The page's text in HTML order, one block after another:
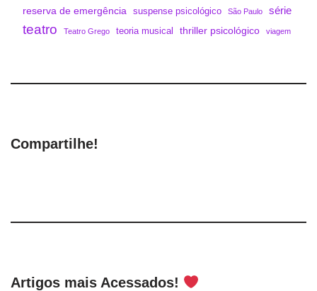
reserva de emergência suspense psicológico São Paulo série
teatro Teatro Grego teoria musical thriller psicológico viagem
Compartilhe!
Artigos mais Acessados!